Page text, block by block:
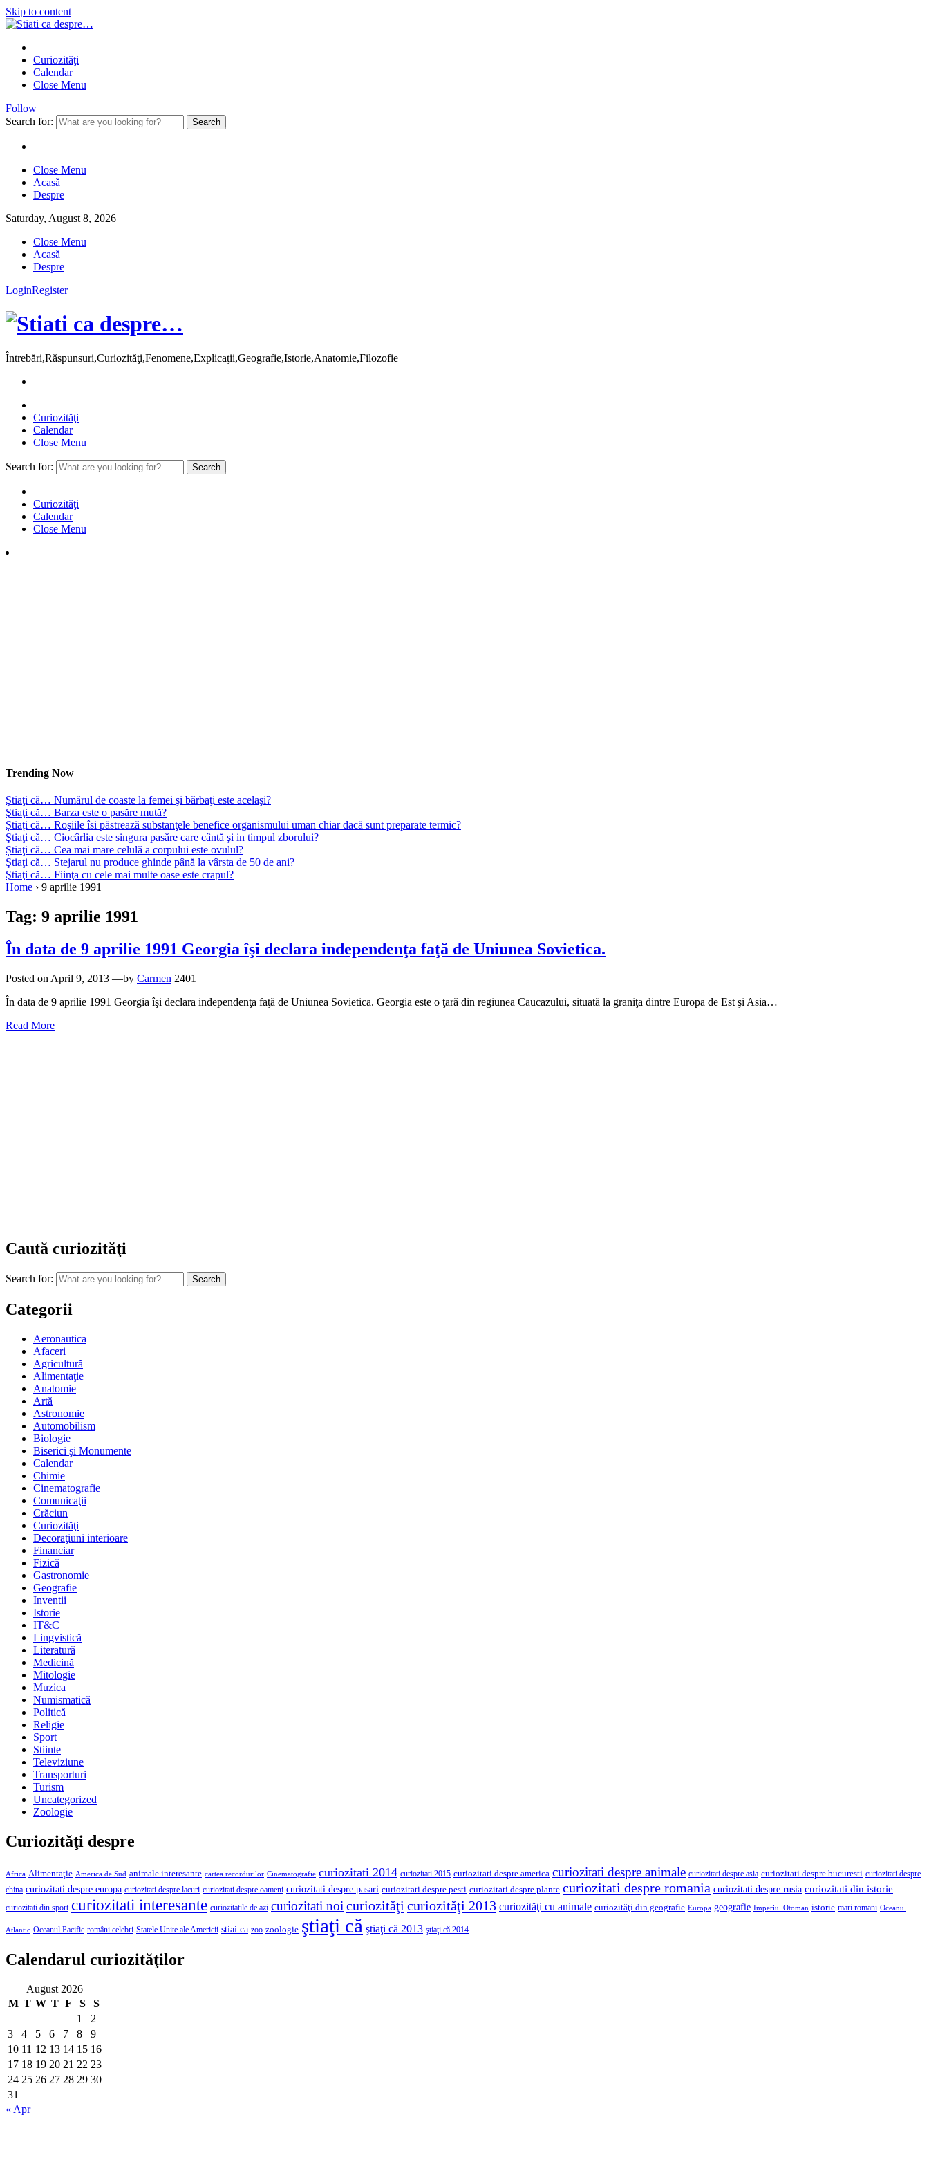
Skip to content
Curiozităţi
Calendar
Close Menu
Follow
Search for:
Close Menu
Acasă
Despre
Saturday, August 8, 2026
Close Menu
Acasă
Despre
LoginRegister
Întrebări,Răspunsuri,Curiozităţi,Fenomene,Explicaţii,Geografie,Istorie,Anatomie,Filozofie
Curiozităţi
Calendar
Close Menu
Search for:
Curiozităţi
Calendar
Close Menu
Trending Now
Ştiaţi că… Numărul de coaste la femei şi bărbaţi este acelaşi?
Ştiaţi că… Barza este o pasăre mută?
Știați că… Roşiile îsi păstrează substanţele benefice organismului uman chiar dacă sunt preparate termic?
Ştiaţi că… Ciocârlia este singura pasăre care cântă şi in timpul zborului?
Știaţi că… Cea mai mare celulă a corpului este ovulul?
Ştiaţi că… Stejarul nu produce ghinde până la vârsta de 50 de ani?
Ştiaţi că… Fiinţa cu cele mai multe oase este crapul?
Home › 9 aprilie 1991
Tag: 9 aprilie 1991
În data de 9 aprilie 1991 Georgia îşi declara independenţa faţă de Uniunea Sovietica.
Posted on April 9, 2013 —by Carmen 2401
În data de 9 aprilie 1991 Georgia îşi declara independenţa faţă de Uniunea Sovietica. Georgia este o ţară din regiunea Caucazului, situată la graniţa dintre Europa de Est şi Asia…
Read More
Caută curiozităţi
Search for:
Categorii
Aeronautica
Afaceri
Agricultură
Alimentaţie
Anatomie
Artă
Astronomie
Automobilism
Biologie
Biserici şi Monumente
Calendar
Chimie
Cinematografie
Comunicaţii
Crăciun
Curiozităţi
Decoraţiuni interioare
Financiar
Fizică
Gastronomie
Geografie
Inventii
Istorie
IT&C
Lingvistică
Literatură
Medicină
Mitologie
Muzica
Numismatică
Politică
Religie
Sport
Stiinte
Televiziune
Transporturi
Turism
Uncategorized
Zoologie
Curiozităţi despre
Africa Alimentaţie America de Sud animale interesante cartea recordurilor Cinematografie curiozitati 2014 curiozitati 2015 curiozitati despre america curiozitati despre animale curiozitati despre asia curiozitati despre bucuresti curiozitati despre
china curiozitati despre europa curiozitati despre lacuri curiozitati despre oameni curiozitati despre pasari curiozitati despre pesti curiozitati despre plante curiozitati despre romania curiozitati despre rusia curiozitati din istorie
curiozitati din sport curiozitati interesante curiozitatile de azi curiozitati noi curiozităţi curiozităţi 2013 curiozităţi cu animale curiozităţi din geografie Europa geografie Imperiul Otoman istorie mari romani Oceanul
Atlantic Oceanul Pacific români celebri Statele Unite ale Americii stiai ca zoo zoologie ştiaţi că ştiaţi că 2013 ştiaţi că 2014
Calendarul curiozităţilor
August 2026
M T W T F S
S
1
2
3
4 5 6 7 8
9
10 11 12 13 14 15 16
17 18 19 20 21 22 23
24 25 26 27 28 29 30
31
« Apr